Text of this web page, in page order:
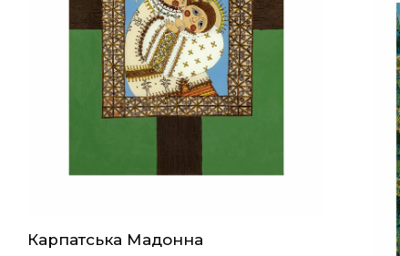
Карпатська Мадонна